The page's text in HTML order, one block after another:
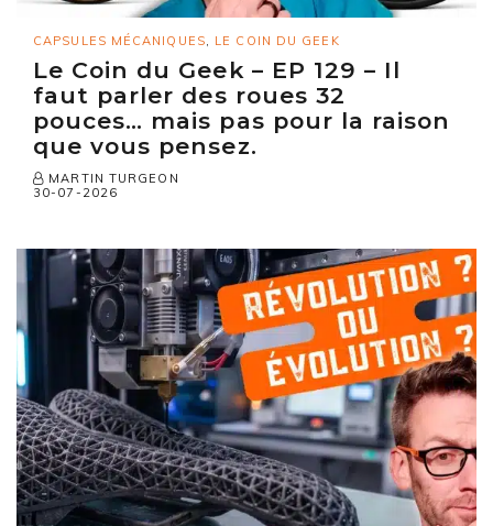
CAPSULES MÉCANIQUES, LE COIN DU GEEK
Le Coin du Geek – EP 129 – Il
faut parler des roues 32
pouces… mais pas pour la raison
que vous pensez.
MARTIN TURGEON
30-07-2026